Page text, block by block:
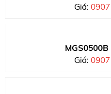
Giá:
Giá: